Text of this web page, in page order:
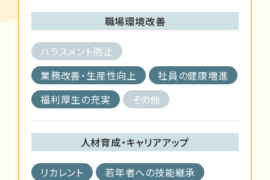
職場環境改善
ハラスメント防止
業務改善・生産性向上
社員の健康増進
福利厚生の充実
その他
人材育成・キャリアアップ
リカレント
若年者への技能継承